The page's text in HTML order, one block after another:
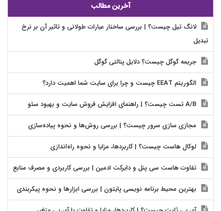
آخرین مطالب
لانگ تیل چیست؟ | بررسی ساختار عبارات طولانی و تاثیر آن بر نرخ
تبدیل
جریمه گوگل چیست؟ دلایل پنالتی گوگل
الگوریتم EEAT چیست و چرا برای سایت شما اهمیت دارد؟
مجازی سازی سرور چیست؟ | بررسی روش‌ها و نحوه پیاده‌سازی
لوکال هاست چیست؟ | کاربردها، مزایا و نحوه راه‌اندازی
تفاوت هاست سی پنل و دایرکت ادمین | بررسی کاربردی و مصرف منابع
بهترین محیط برنامه نویسی پایتون | بررسی ابزارها و نحوه پیکربندی